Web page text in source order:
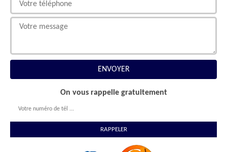
On vous rappelle gratuitement